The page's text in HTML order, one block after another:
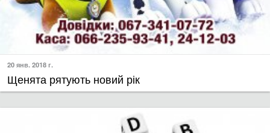
20 янв. 2018 г.
Щенята рятують новий рік